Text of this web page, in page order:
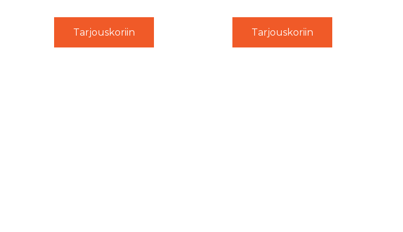
Tarjouskoriin Tarjouskoriin